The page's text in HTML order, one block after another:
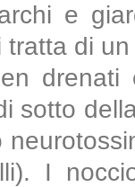
e
di
sotto
I